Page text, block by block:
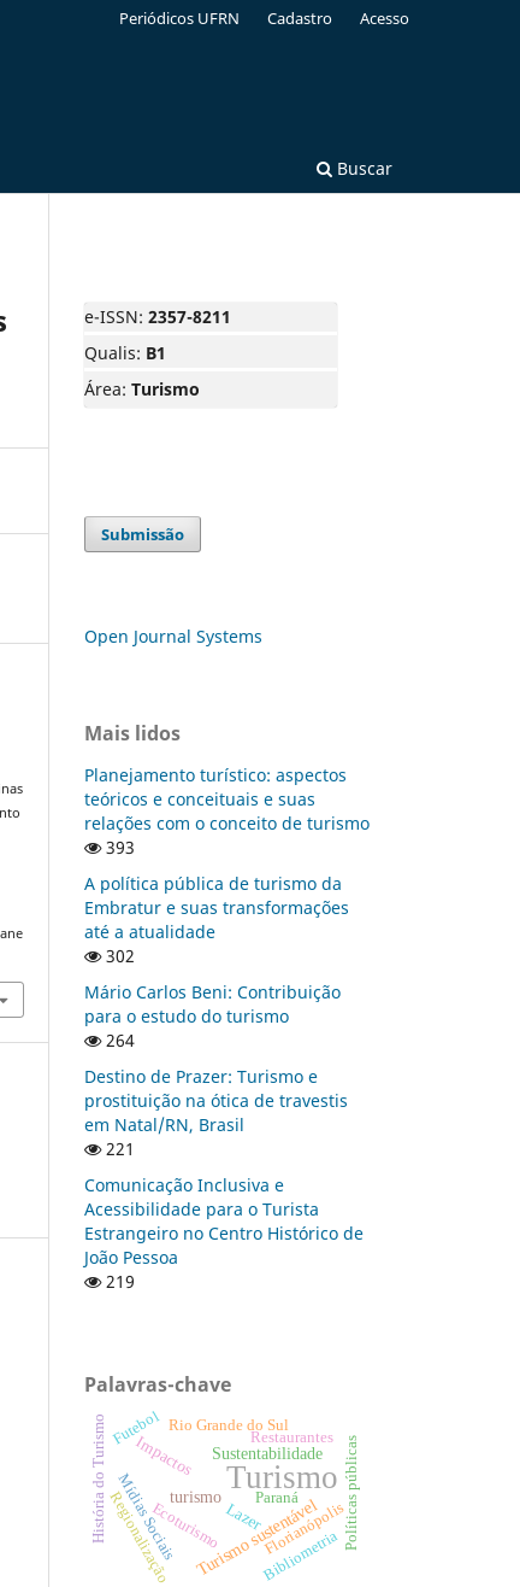
Buscar
Periódicos UFRN Cadastro Acesso
e-ISSN: 2357-8211
Qualis: B1
Área: Turismo
Submissão
Open Journal Systems
Mais lidos
Planejamento turístico: aspectos
teóricos e conceituais e suas
relações com o conceito de turismo
393
A política pública de turismo da
Embratur e suas transformações
até a atualidade
302
Mário Carlos Beni: Contribuição
para o estudo do turismo
264
Destino de Prazer: Turismo e
prostituição na ótica de travestis
em Natal/RN, Brasil
221
Comunicação Inclusiva e
Acessibilidade para o Turista
Estrangeiro no Centro Histórico de
João Pessoa
219
Palavras-chave
Turismo
Turismo sustentável
turismo
Impactos
Lazer
Sustentabilidade
Ecoturismo Florianópolis
Mídias Sociais Políticas públicas
Regionalização
Restaurantes
Paraná
Bibliometria
História do Turismo Rio Grande do Sul
Futebol